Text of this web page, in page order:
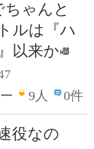
ゃんと
ルは『ハ
以来か
9人 0件
役なの